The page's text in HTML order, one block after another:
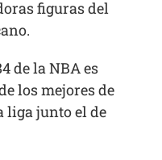
figuras del
de la NBA es
los mejores de
liga junto el de